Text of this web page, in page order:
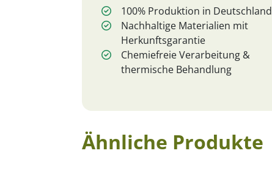
100% Produktion in Deutschland
Nachhaltige Materialien mit
Herkunftsgarantie
Chemiefreie Verarbeitung &
thermische Behandlung
Ähnliche Produkte